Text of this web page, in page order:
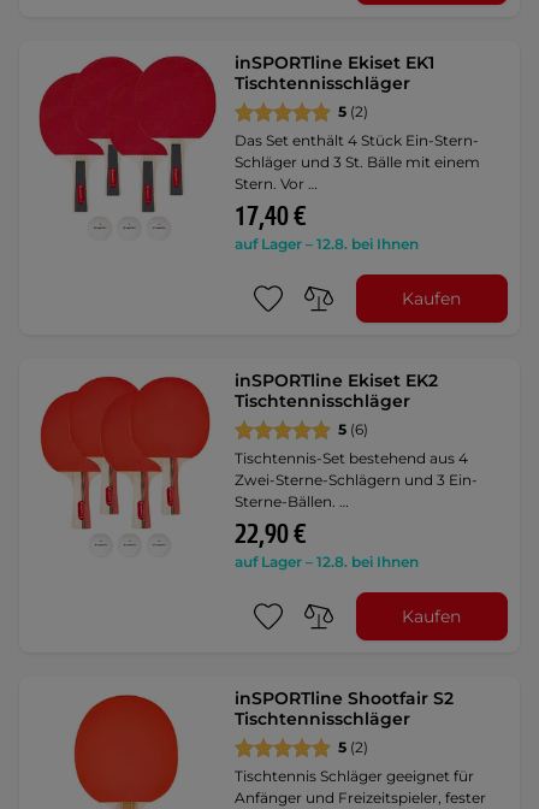
inSPORTline Ekiset EK1
Tischtennisschläger
5 (2)
Das Set enthält 4 Stück Ein-Stern-
Schläger und 3 St. Bälle mit einem
Stern. Vor …
17,40 €
auf Lager – 12.8. bei Ihnen
Kaufen
inSPORTline Ekiset EK2
Tischtennisschläger
5 (6)
Tischtennis-Set bestehend aus 4
Zwei-Sterne-Schlägern und 3 Ein-
Sterne-Bällen. …
22,90 €
auf Lager – 12.8. bei Ihnen
Kaufen
inSPORTline Shootfair S2
Tischtennisschläger
5 (2)
Tischtennis Schläger geeignet für
Anfänger und Freizeitspieler, fester